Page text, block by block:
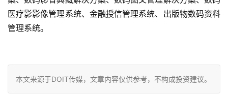
医疗影影像管理系统、金融授信管理系统、出版物数码资料
管理系统。
本文来源于DOIT传媒，文章内容仅供参考，不构成投资建议。